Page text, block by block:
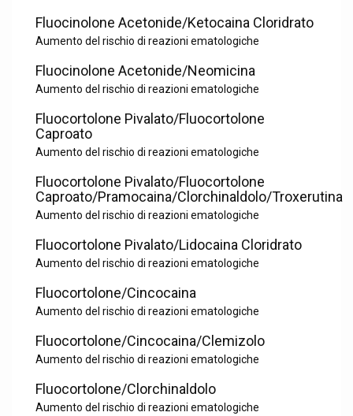
Fluocinolone Acetonide/Ketocaina Cloridrato
Aumento del rischio di reazioni ematologiche
Fluocinolone Acetonide/Neomicina
Aumento del rischio di reazioni ematologiche
Fluocortolone Pivalato/Fluocortolone
Caproato
Aumento del rischio di reazioni ematologiche
Fluocortolone Pivalato/Fluocortolone
Caproato/Pramocaina/Clorchinaldolo/Troxerutina
Aumento del rischio di reazioni ematologiche
Fluocortolone Pivalato/Lidocaina Cloridrato
Aumento del rischio di reazioni ematologiche
Fluocortolone/Cincocaina
Aumento del rischio di reazioni ematologiche
Fluocortolone/Cincocaina/Clemizolo
Aumento del rischio di reazioni ematologiche
Fluocortolone/Clorchinaldolo
Aumento del rischio di reazioni ematologiche